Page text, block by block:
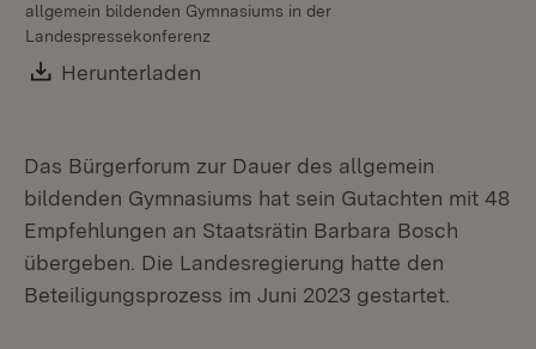
allgemein bildenden Gymnasiums in der
Landespressekonferenz
Download:
Herunterladen
Das Bürgerforum zur Dauer des allgemein
bildenden Gymnasiums hat sein Gutachten mit 48
Empfehlungen an Staatsrätin Barbara Bosch
übergeben. Die Landesregierung hatte den
Beteiligungsprozess im Juni 2023 gestartet.